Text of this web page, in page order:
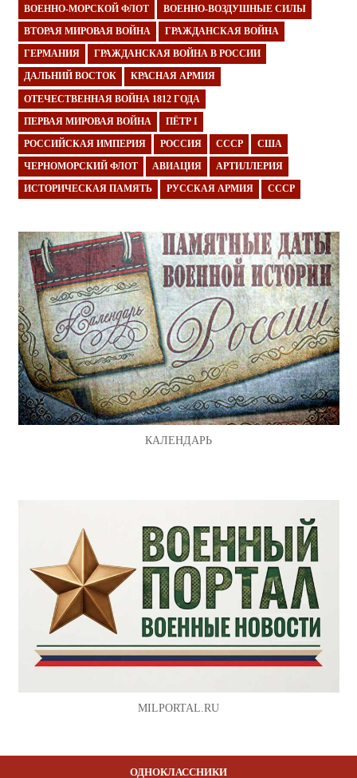
ВОЕННО-МОРСКОЙ ФЛОТ ВОЕННО-ВОЗДУШНЫЕ СИЛЫ
ВТОРАЯ МИРОВАЯ ВОЙНА ГРАЖДАНСКАЯ ВОЙНА
ГЕРМАНИЯ ГРАЖДАНСКАЯ ВОЙНА В РОССИИ
ДАЛЬНИЙ ВОСТОК КРАСНАЯ АРМИЯ
ОТЕЧЕСТВЕННАЯ ВОЙНА 1812 ГОДА
ПЕРВАЯ МИРОВАЯ ВОЙНА ПЁТР I
РОССИЙСКАЯ ИМПЕРИЯ РОССИЯ СССР США
ЧЕРНОМОРСКИЙ ФЛОТ АВИАЦИЯ АРТИЛЛЕРИЯ
ИСТОРИЧЕСКАЯ ПАМЯТЬ РУССКАЯ АРМИЯ СССР
КАЛЕНДАРЬ
MILPORTAL.RU
ОДНОКЛАССНИКИ